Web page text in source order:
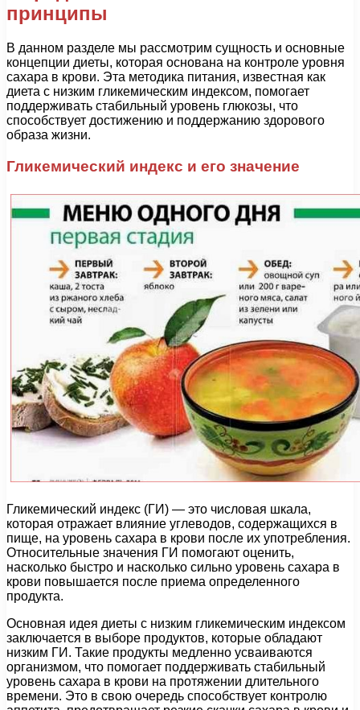
принципы
В данном разделе мы рассмотрим сущность и основные
концепции диеты, которая основана на контроле уровня
сахара в крови. Эта методика питания, известная как
диета с низким гликемическим индексом, помогает
поддерживать стабильный уровень глюкозы, что
способствует достижению и поддержанию здорового
образа жизни.
Гликемический индекс и его значение
Гликемический индекс (ГИ) — это числовая шкала,
которая отражает влияние углеводов, содержащихся в
пище, на уровень сахара в крови после их употребления.
Относительные значения ГИ помогают оценить,
насколько быстро и насколько сильно уровень сахара в
крови повышается после приема определенного
продукта.
Основная идея диеты с низким гликемическим индексом
заключается в выборе продуктов, которые обладают
низким ГИ. Такие продукты медленно усваиваются
организмом, что помогает поддерживать стабильный
уровень сахара в крови на протяжении длительного
времени. Это в свою очередь способствует контролю